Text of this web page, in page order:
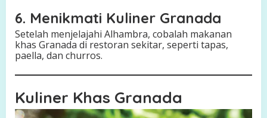
6. Menikmati Kuliner Granada
Setelah menjelajahi Alhambra, cobalah makanan
khas Granada di restoran sekitar, seperti tapas,
paella, dan churros.
Kuliner Khas Granada